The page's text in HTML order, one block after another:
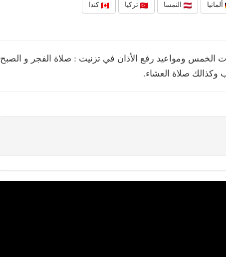
ألمانيا النمسا تركيا كندا
ومواعيد رفع الأذان في تزنيت : صلاة الفجر و الصبح
وكذالك صلاة العشاء.